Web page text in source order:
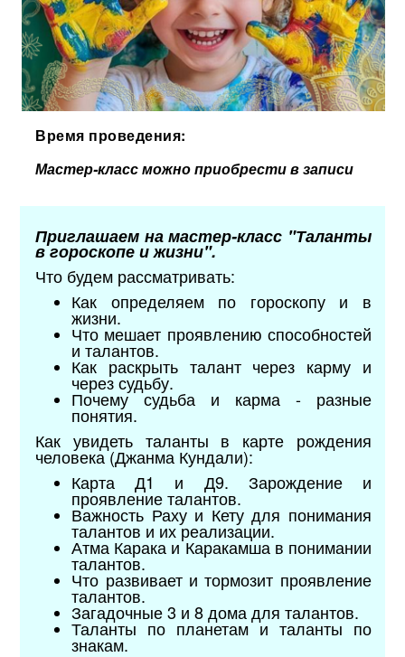
Время проведения:
Мастер-класс можно приобрести в записи
Приглашаем на мастер-класс "Таланты
в гороскопе и жизни".
Что будем рассматривать:
Как определяем по гороскопу и в
жизни.
Что мешает проявлению способностей
и талантов.
Как раскрыть талант через карму и
через судьбу.
Почему судьба и карма - разные
понятия.
Как увидеть таланты в карте рождения
человека (Джанма Кундали):
Карта Д1 и Д9. Зарождение и
проявление талантов.
Важность Раху и Кету для понимания
талантов и их реализации.
Атма Карака и Каракамша в понимании
талантов.
Что развивает и тормозит проявление
талантов.
Загадочные 3 и 8 дома для талантов.
Таланты по планетам и таланты по
знакам.